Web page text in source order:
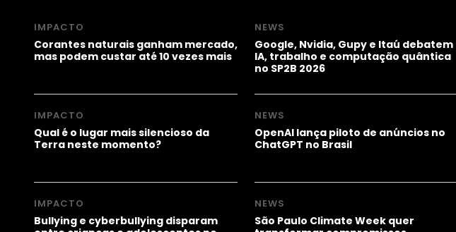
IMPACTO
Corantes naturais ganham mercado,
mas podem custar até 10 vezes mais
IMPACTO
Qual é o lugar mais silencioso da
Terra neste momento?
IMPACTO
Bullying e cyberbullying disparam
NEWS
Google, Nvidia, Gupy e Itaú debatem
IA, trabalho e computação quântica
no SP2B 2026
NEWS
OpenAI lança piloto de anúncios no
ChatGPT no Brasil
NEWS
São Paulo Climate Week quer